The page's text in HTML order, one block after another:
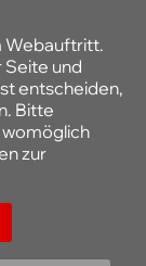
Webauftritt.
Seite und
entscheiden,
Bitte
zur